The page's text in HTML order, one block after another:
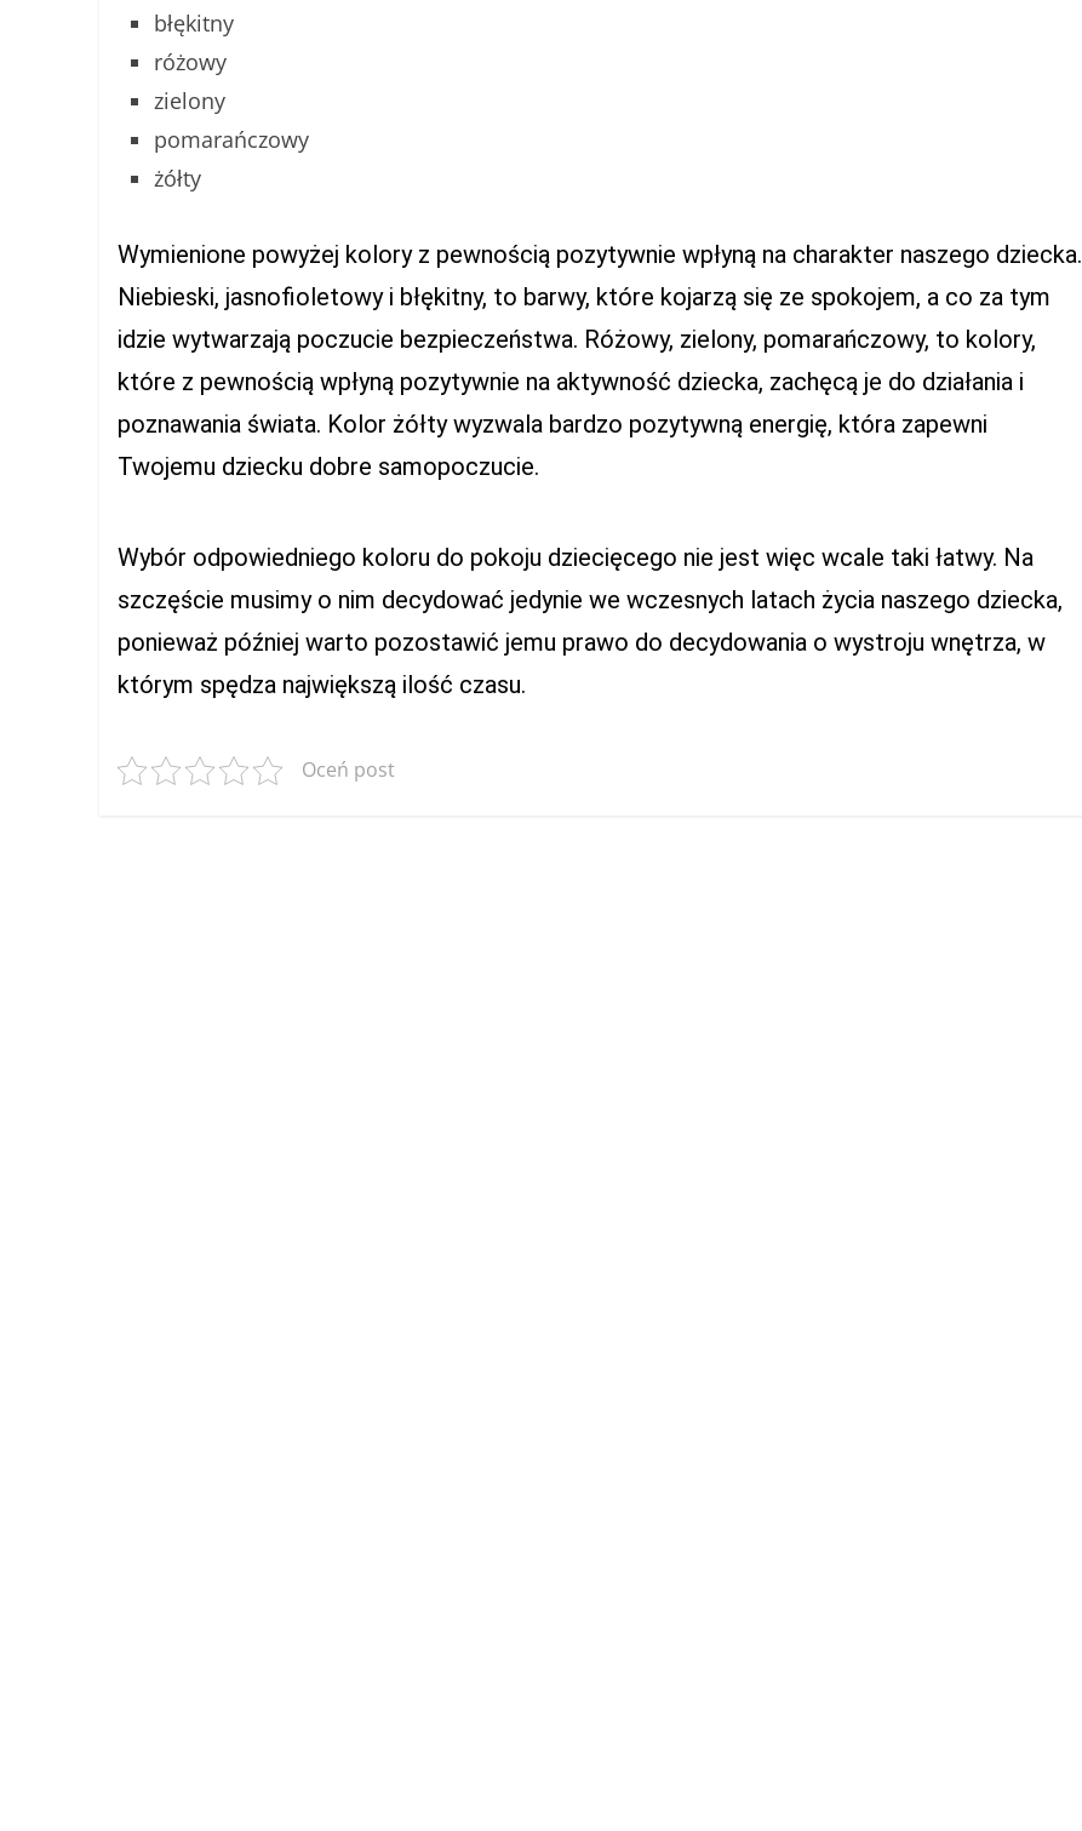
błękitny
różowy
zielony
pomarańczowy
żółty
Wymienione powyżej kolory z pewnością pozytywnie wpłyną na charakter naszego dziecka.
Niebieski, jasnofioletowy i błękitny, to barwy, które kojarzą się ze spokojem, a co za tym
idzie wytwarzają poczucie bezpieczeństwa. Różowy, zielony, pomarańczowy, to kolory,
które z pewnością wpłyną pozytywnie na aktywność dziecka, zachęcą je do działania i
poznawania świata. Kolor żółty wyzwala bardzo pozytywną energię, która zapewni
Twojemu dziecku dobre samopoczucie.
Wybór odpowiedniego koloru do pokoju dziecięcego nie jest więc wcale taki łatwy. Na
szczęście musimy o nim decydować jedynie we wczesnych latach życia naszego dziecka,
ponieważ później warto pozostawić jemu prawo do decydowania o wystroju wnętrza, w
którym spędza największą ilość czasu.
Oceń post